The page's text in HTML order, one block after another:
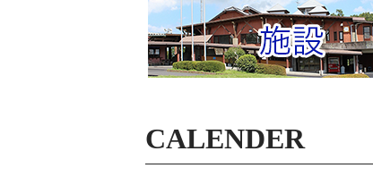
CALENDER